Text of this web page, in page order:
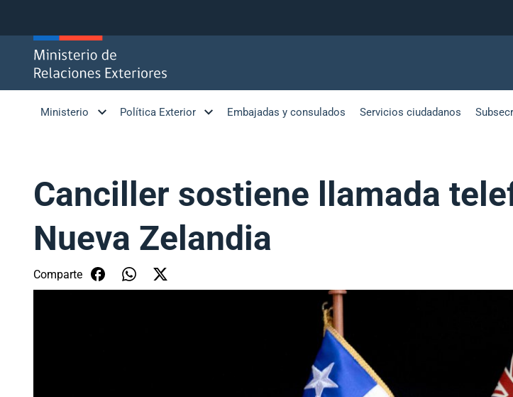
Ministerio Política Exterior Embajadas y consulados Servicios ciudadanos
Canciller sostiene llamada
Nueva Zelandia
Comparte